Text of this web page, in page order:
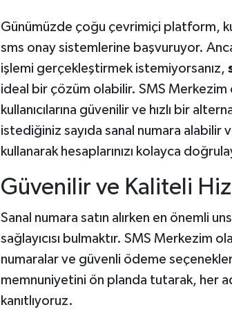
Günümüzde çoğu çevrimiçi platform,
sms onay sistemlerine başvuruyor.
işlemi gerçekleştirmek istemiyorsanız,
ideal bir çözüm olabilir. SMS Merkezim
kullanıcılarına güvenilir ve hızlı bir
istediğiniz sayıda sanal numara alabilir
kullanarak hesaplarınızı kolayca
Güvenilir ve Kaliteli
Sanal numara satın alırken en önemli
sağlayıcısı bulmaktır. SMS Merkezim
numaralar ve güvenli ödeme
memnuniyetini ön planda tutarak, her
kanıtlıyoruz.